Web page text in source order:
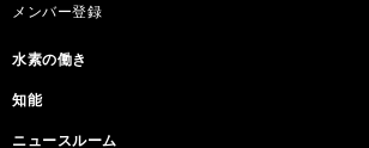
メンバー登録
水素の働き
知能
ニュースルーム